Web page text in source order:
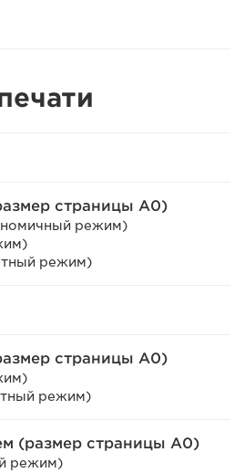
страницы A0)
режим)
режим)
страницы A0)
режим)
(размер страницы A0)
режим)